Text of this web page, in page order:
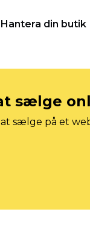
Hantera din butik
sælge
sælge på et